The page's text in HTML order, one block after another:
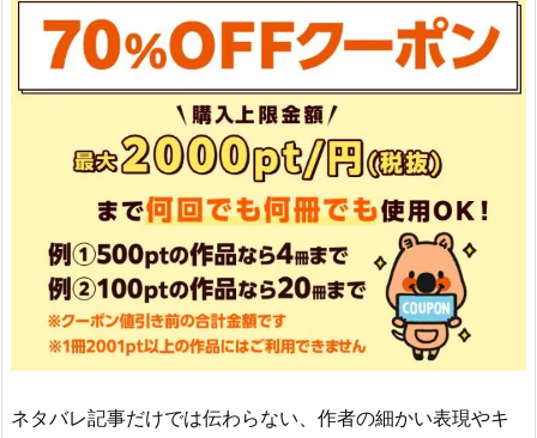
ネタバレ記事だけでは伝わらない、作者の細かい表現やキ